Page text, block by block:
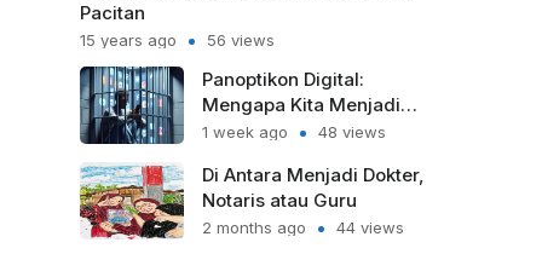
Pacitan
15 years ago 56 views
Panoptikon Digital:
Mengapa Kita Menjadi
Sipir Penjara bagi Diri
1 week ago 48 views
Di Antara Menjadi Dokter,
Notaris atau Guru
2 months ago 44 views